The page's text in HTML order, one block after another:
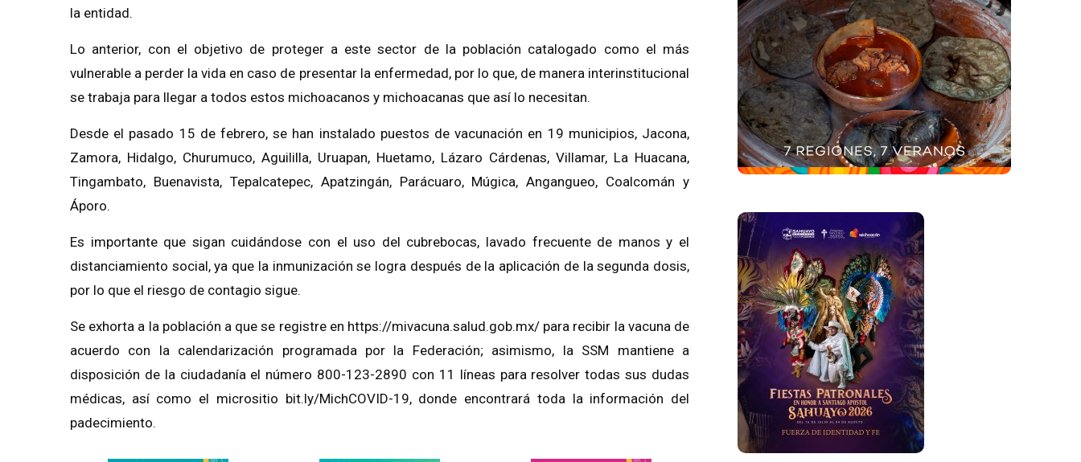
la entidad.
Lo anterior, con el objetivo de proteger a este sector de la población catalogado como el más
vulnerable a perder la vida en caso de presentar la enfermedad, por lo que, de manera interinstitucional
se trabaja para llegar a todos estos michoacanos y michoacanas que así lo necesitan.
Desde el pasado 15 de febrero, se han instalado puestos de vacunación en 19 municipios, Jacona,
Zamora, Hidalgo, Churumuco, Aguililla, Uruapan, Huetamo, Lázaro Cárdenas, Villamar, La Huacana,
Tingambato, Buenavista, Tepalcatepec, Apatzingán, Parácuaro, Múgica, Angangueo, Coalcomán y
Áporo.
Es importante que sigan cuidándose con el uso del cubrebocas, lavado frecuente de manos y el
distanciamiento social, ya que la inmunización se logra después de la aplicación de la segunda dosis,
por lo que el riesgo de contagio sigue.
Se exhorta a la población a que se registre en https://mivacuna.salud.gob.mx/ para recibir la vacuna de
acuerdo con la calendarización programada por la Federación; asimismo, la SSM mantiene a
disposición de la ciudadanía el número 800-123-2890 con 11 líneas para resolver todas sus dudas
médicas, así como el micrositio bit.ly/MichCOVID-19, donde encontrará toda la información del
padecimiento.